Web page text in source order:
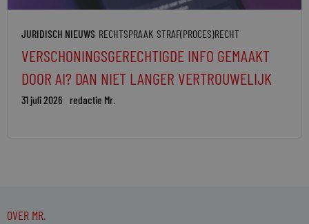
JURIDISCH NIEUWS RECHTSPRAAK STRAF(PROCES)RECHT
VERSCHONINGSGERECHTIGDE INFO GEMAAKT
DOOR AI? DAN NIET LANGER VERTROUWELIJK
31 juli 2026 redactie Mr.
OVER MR.